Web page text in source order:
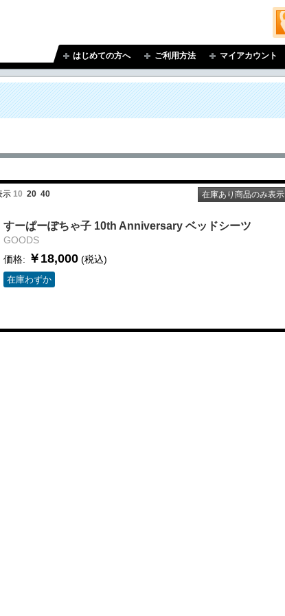
はじめての方へ ご利用方法 マイアカウント
在庫あり商品のみ表示
示 10 20 40
すーぱーぽちゃ子 10th Anniversary ベッドシーツ
GOODS
価格: ￥18,000 (税込)
在庫わずか